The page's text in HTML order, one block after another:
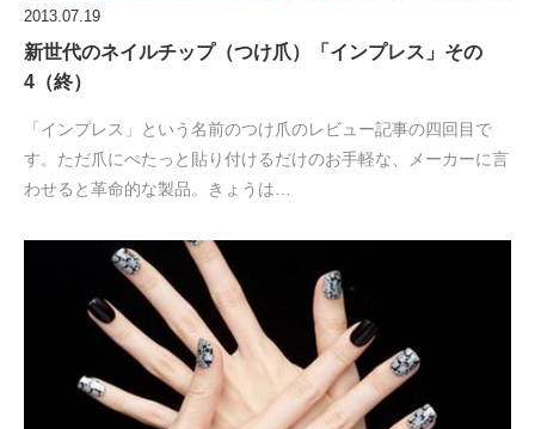
2013.07.19
新世代のネイルチップ（つけ爪）「インプレス」その
4（終）
「インプレス」という名前のつけ爪のレビュー記事の四回目で
す。ただ爪にぺたっと貼り付けるだけのお手軽な、メーカーに言
わせると革命的な製品。きょうは…